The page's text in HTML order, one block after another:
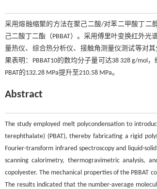
采用熔融缩聚的方法在聚己二酸/对苯二甲酸丁二
己二酸丁二酯（PBBAT）。采用傅里叶变换红外
量热仪、综合热分析仪、接触角测量仪测试等对
果表明：PBBAT10的数均分子量可达38 328 g/mol
PBAT的132.28 MPa提升至210.58 MPa。
Abstract
The study employed melt polycondensation to
terephthalate) (PBAT), thereby fabricating a rigid
Fourier-transform infrared spectroscopy and liquid-
scanning calorimetry, thermogravimetric analysis,
copolyester. The mechanical properties of the PBBAT
The results indicated that the number-average